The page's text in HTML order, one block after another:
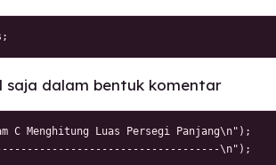
saja dalam bentuk komentar
C Menghitung Luas Persegi Panjang\n");
\n");